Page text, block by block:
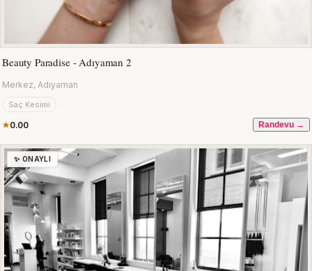
Beauty Paradise - Adıyaman 2
Merkez, Adıyaman
Saç Kesimi
0.00 Randevu →
✨ ONAYLI